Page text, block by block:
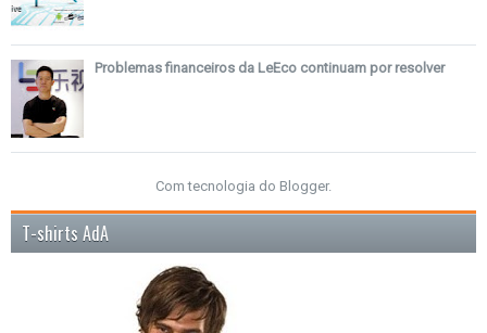
Problemas financeiros da LeEco continuam por resolver
Com tecnologia do Blogger.
T-shirts AdA